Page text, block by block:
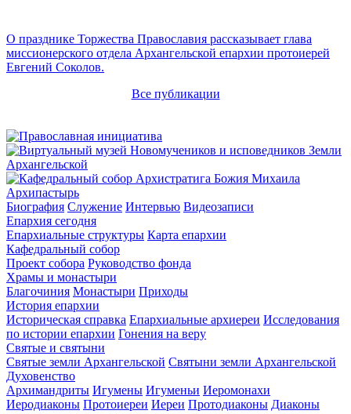
О празднике Торжества Православия рассказывает глава
миссионерского отдела Архангельской епархии протоиерей
Евгений Соколов.
Все публикации
Архипастырь
Биография Служение Интервью Видеозаписи
Епархия сегодня
Епархиальные структуры Карта епархии
Кафедральный собор
Проект собора Руководство фонда
Храмы и монастыри
Благочиния Монастыри Приходы
История епархии
Историческая справка Епархиальные архиереи Исследования
по истории епархии Гонения на веру
Святые и святыни
Святые земли Архангельской Святыни земли Архангельской
Духовенство
Архимандриты Игумены Игуменьи Иеромонахи
Иеродиаконы Протоиереи Иереи Протодиаконы Диаконы